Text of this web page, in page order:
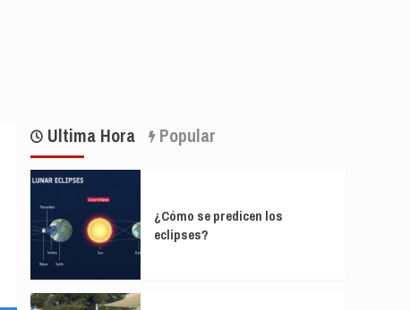
Ultima Hora Popular
¿Cómo se predicen los
eclipses?